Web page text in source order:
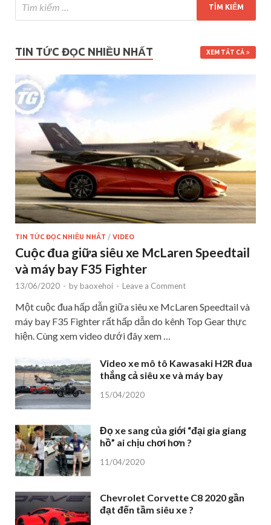
TIN TỨC ĐỌC NHIỀU NHẤT XEM TẤT CẢ
TIN TỨC ĐỌC NHIỀU NHẤT / VIDEO
Cuộc đua giữa siêu xe McLaren Speedtail
và máy bay F35 Fighter
13/06/2020 - by baoxehoi - Leave a Comment
Một cuộc đua hấp dẫn giữa siêu xe McLaren Speedtail và
máy bay F35 Fighter rất hấp dẫn do kênh Top Gear thực
hiện. Cùng xem video dưới đây xem …
Video xe mô tô Kawasaki H2R đua
thắng cả siêu xe và máy bay
15/04/2020
Đọ xe sang của giới “đại gia giang
hồ” ai chịu chơi hơn ?
11/04/2020
Chevrolet Corvette C8 2020 gần
đạt đến tầm siêu xe ?